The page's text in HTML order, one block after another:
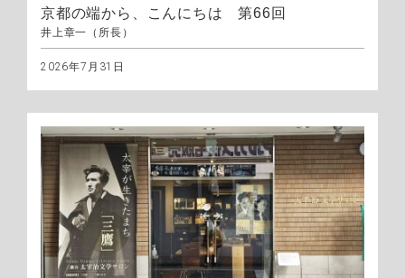
京都の端から、こんにちは 第66回
井上章一（所長）
2026年7月31日